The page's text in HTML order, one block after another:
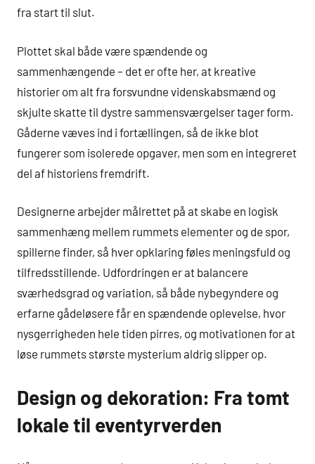
fra start til slut.
Plottet skal både være spændende og
sammenhængende – det er ofte her, at kreative
historier om alt fra forsvundne videnskabsmænd og
skjulte skatte til dystre sammensværgelser tager form.
Gåderne væves ind i fortællingen, så de ikke blot
fungerer som isolerede opgaver, men som en integreret
del af historiens fremdrift.
Designerne arbejder målrettet på at skabe en logisk
sammenhæng mellem rummets elementer og de spor,
spillerne finder, så hver opklaring føles meningsfuld og
tilfredsstillende. Udfordringen er at balancere
sværhedsgrad og variation, så både nybegyndere og
erfarne gådeløsere får en spændende oplevelse, hvor
nysgerrigheden hele tiden pirres, og motivationen for at
løse rummets største mysterium aldrig slipper op.
Design og dekoration: Fra tomt
lokale til eventyrverden